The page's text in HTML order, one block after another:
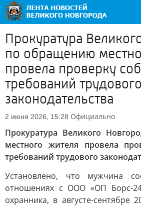
Прокуратура
по обращению
провела проверку
требований трудового
законодательства
2 июня 2026, 15:28 Официально
Прокуратура Великого
местного жителя провела
требований трудового
Установлено, что мужчина
отношениях с ООО «ОП Борс-
охранника, в августе-сентябре